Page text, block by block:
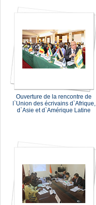
Ouverture de la rencontre de
l`Union des écrivains d`Afrique,
d`Asie et d`Amérique Latine